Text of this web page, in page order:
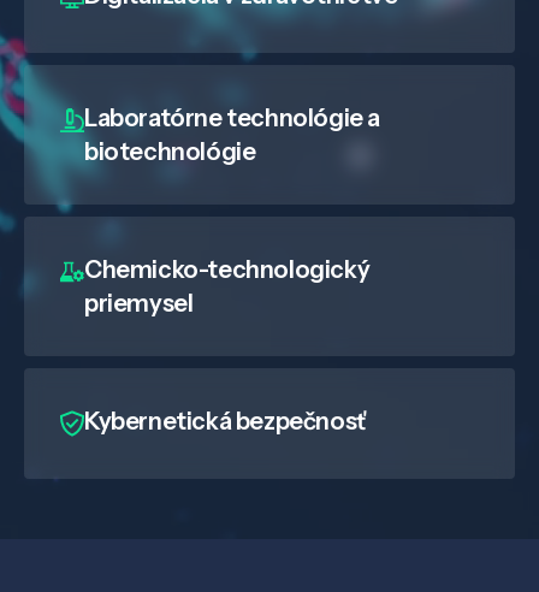
Laboratórne technológie a
biotechnológie
Chemicko-technologický
priemysel
Kybernetická bezpečnosť